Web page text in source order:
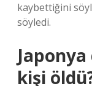
kaybettiğini
söyledi.
kişi